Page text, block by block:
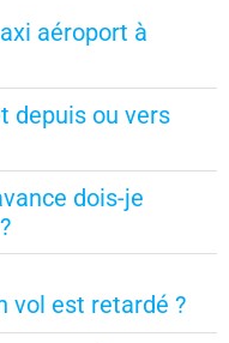
aéroport à
depuis ou vers
dois-je
vol est retardé ?